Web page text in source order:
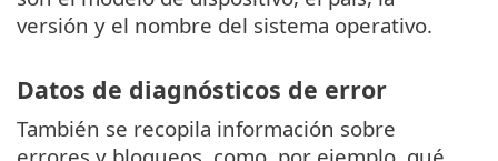
versión y el nombre del sistema operativo.
Datos de diagnósticos de error
También se recopila información sobre